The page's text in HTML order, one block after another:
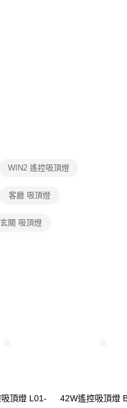
儲值。
，將跳轉至「AFTEE先享後付」
可完成結帳。
訊。
疑問，請聯繫「AFTEE先享後付
，並將交易相關給付款項請求債
址：
起之損失，本公司不負相關責
WIN2 遙控吸頂燈
客廳 吸頂燈
玄關 吸頂燈
頂燈 L01-
42W遙控吸頂燈